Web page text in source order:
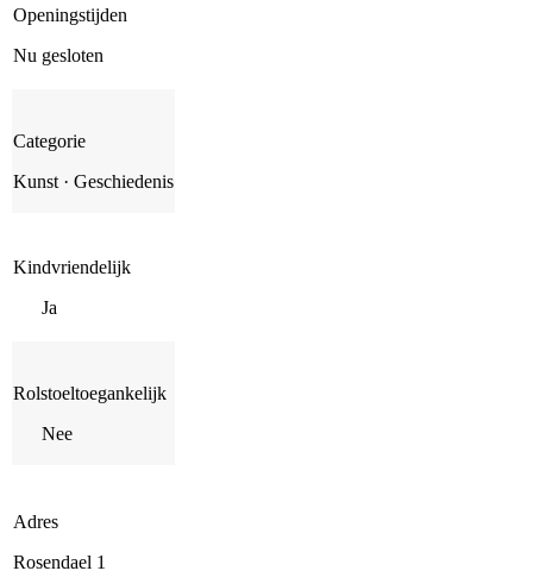
Openingstijden
Nu gesloten
Categorie
Kunst · Geschiedenis
Kindvriendelijk
Ja
Rolstoeltoegankelijk
Nee
Adres
Rosendael 1